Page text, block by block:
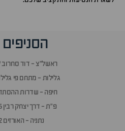
ראשל״צ - דוד סחרוב 7, ראשון לציון
גלילות - מתחם פי
חיפה - שדרות ההסתדרות
פ״ת - דרך יצחק רבין 5, פתח תקווה
נתניה - האורזים 22, נתניה